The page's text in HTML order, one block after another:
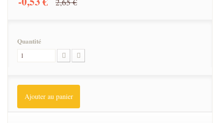
Quantité
Ajouter au panier